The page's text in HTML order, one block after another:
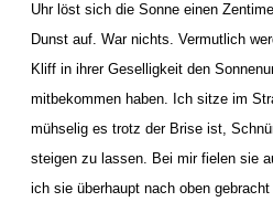
Uhr löst sich die Sonne einen
Dunst auf. War nichts. Vermutlich
Kliff in ihrer Geselligkeit den
mitbekommen haben. Ich sitze im
mühselig es trotz der Brise ist,
steigen zu lassen. Bei mir fielen sie
ich sie überhaupt nach oben gebracht